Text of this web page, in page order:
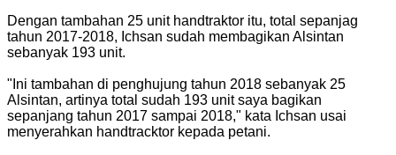
Dengan tambahan 25 unit handtraktor itu, total sepanjag
tahun 2017-2018, Ichsan sudah membagikan Alsintan
sebanyak 193 unit.
"Ini tambahan di penghujung tahun 2018 sebanyak 25
Alsintan, artinya total sudah 193 unit saya bagikan
sepanjang tahun 2017 sampai 2018," kata Ichsan usai
menyerahkan handtracktor kepada petani.